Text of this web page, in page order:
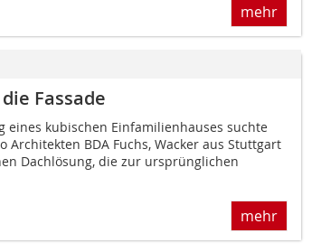
mehr
Fassade
eines kubischen Einfamilienhauses suchte
Architekten BDA Fuchs, Wacker aus Stuttgart
Dachlösung, die zur ursprünglichen
mehr